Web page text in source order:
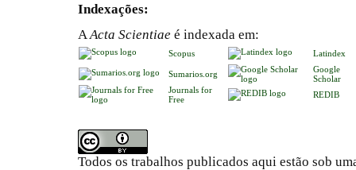
Indexações:
A Acta Scientiae é indexada em:
Scopus Latindex
Sumarios.org
Google
Scholar
Journals for
Free
REDIB
Todos os trabalhos publicados aqui estão sob